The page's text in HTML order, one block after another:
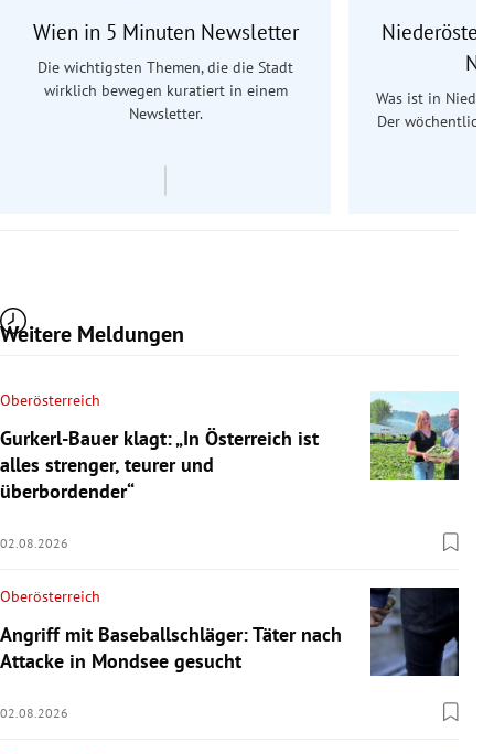
Wien in 5 Minuten Newsletter
Die wichtigsten Themen, die die Stadt
wirklich bewegen kuratiert in einem
Newsletter.
Was ist in
Der
Weitere Meldungen
Oberösterreich
Gurkerl-Bauer klagt: „In Österreich ist
alles strenger, teurer und
überbordender“
02.08.2026
Oberösterreich
Angriff mit Baseballschläger: Täter nach
Attacke in Mondsee gesucht
02.08.2026